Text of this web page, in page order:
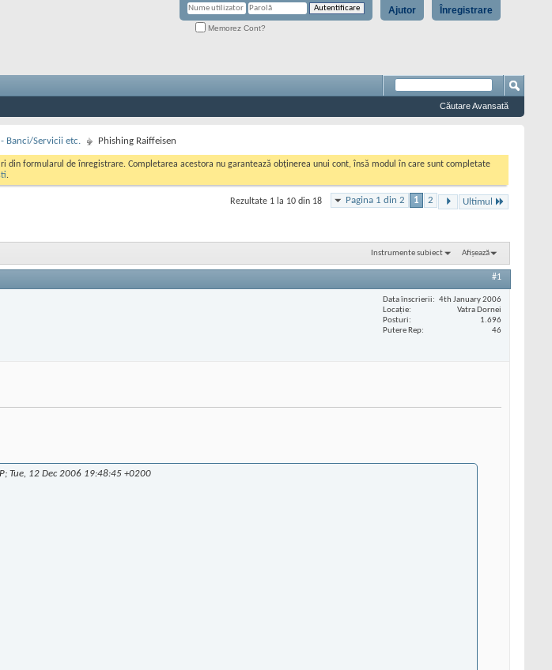
Înregistrare
Ajutor
Memorez Cont?
Căutare Avansată
Banci/Servicii etc. Phishing Raiffeisen
din formularul de înregistrare. Completarea acestora nu garantează obținerea unui cont, însă modul în care sunt completate
.
Pagina 1 din 2 1 2 Ultimul
Rezultate 1 la 10 din 18
Instrumente subiect Afișează
#1
Data înscrierii
4th January 2006
Locaţie
Vatra Dornei
Posturi
1.696
Putere Rep
46
Tue, 12 Dec 2006 19:48:45 +0200